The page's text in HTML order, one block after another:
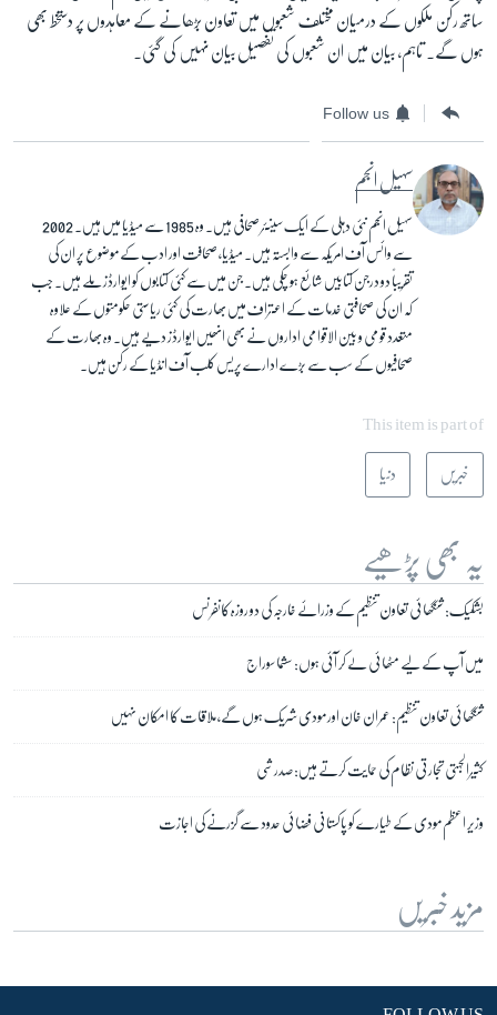
ساتھ رکن ملکوں کے درمیان مختلف شعبوں میں تعاون بڑھانے کے معاہدوں پر دستخط بھی
ہوں گے۔ تاہم، بیان میں ان شعبوں کی تفصیل بیان نہیں کی گئی۔
Follow us
سہیل انجم
سہیل انجم نئی دہلی کے ایک سینئر صحافی ہیں۔ وہ 1985 سے میڈیا میں ہیں۔ 2002
سے وائس آف امریکہ سے وابستہ ہیں۔ میڈیا، صحافت اور ادب کے موضوع پر ان کی
تقریباً دو درجن کتابیں شائع ہو چکی ہیں۔ جن میں سے کئی کتابوں کو ایوارڈز ملے ہیں۔ جب
کہ ان کی صحافتی خدمات کے اعتراف میں بھارت کی کئی ریاستی حکومتوں کے علاوہ
متعدد قومی و بین الاقوامی اداروں نے بھی انھیں ایوارڈز دیے ہیں۔ وہ بھارت کے
صحافیوں کے سب سے بڑے ادارے پریس کلب آف انڈیا کے رکن ہیں۔
This item is part of
خبریں دنیا
یہ بھی پڑھیے
بشکیک: شنگھائی تعاون تنظیم کے وزرائے خارجہ کی دو روزہ کانفرنس
میں آپ کے لیے مٹھائی لے کر آئی ہوں: سشما سوراج
شنگھائی تعاون تنظیم: عمران خان اور مودی شریک ہوں گے، ملاقات کا امکان نہیں
کثیرالجہتی تجارتی نظام کی حمایت کرتے ہیں: صدر شی
وزیر اعظم مودی کے طیارے کو پاکستانی فضائی حدود سے گزرنے کی اجازت
مزید خبریں